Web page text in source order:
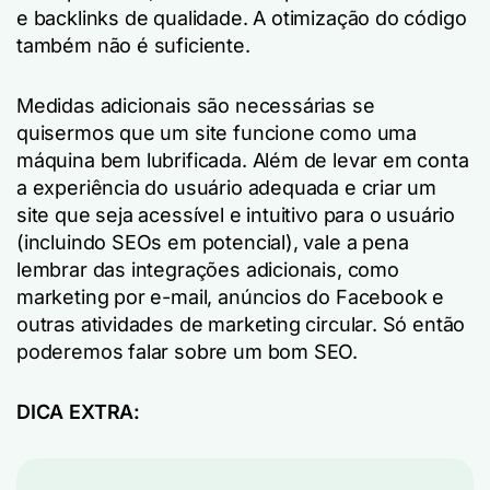
e backlinks de qualidade. A otimização do código
também não é suficiente.
Medidas adicionais são necessárias se
quisermos que um site funcione como uma
máquina bem lubrificada. Além de levar em conta
a experiência do usuário adequada e criar um
site que seja acessível e intuitivo para o usuário
(incluindo SEOs em potencial), vale a pena
lembrar das integrações adicionais, como
marketing por e-mail, anúncios do Facebook e
outras atividades de marketing circular. Só então
poderemos falar sobre um bom SEO.
DICA EXTRA: